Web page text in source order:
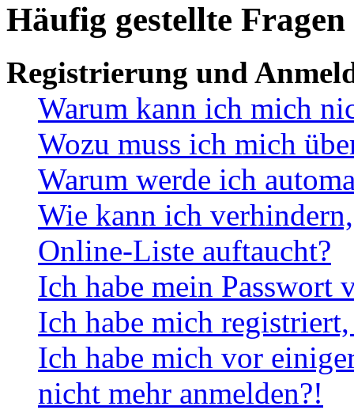
Häufig gestellte Fragen
Registrierung und
Warum kann ich mich
Wozu muss ich mich
Warum werde ich
Wie kann ich
Online-Liste auftaucht?
Ich habe mein Passwort
Ich habe mich
Ich habe mich vor
nicht mehr anmelden?!